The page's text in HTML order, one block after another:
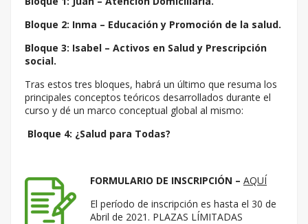
Bloque 2: Inma – Educación y Promoción de la salud.
Bloque 3: Isabel – Activos en Salud y Prescripción
social.
Tras estos tres bloques, habrá un último que resuma los
principales conceptos teóricos desarrollados durante el
curso y dé un marco conceptual global al mismo:
Bloque 4: ¿Salud para Todas?
FORMULARIO DE INSCRIPCIÓN – AQUÍ
El período de inscripción es hasta el 30 de
Abril de 2021. PLAZAS LÍMITADAS